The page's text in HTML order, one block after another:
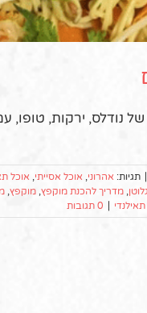
נודלס, ירקות,
| תגיות: אהרוני אוכל אסייתי אוכל
מדריך להכנת מוקפץ מוקפץ
| 0 תגובות